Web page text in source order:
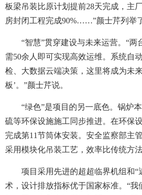
板梁吊装比原计划提前28天完成，主
房封闭工程完成90%……”颜士芹列举
“智慧”贯穿建设与未来运营。“两
需50余人即可实现高效运维。系统自
检、大数据云端决策，这里将成为未
板’。”颜士芹说。
“绿色”是项目的另一底色。锅炉本
硫等环保设施施工同步推进。在环保
完成第11节筒体安装。安全监察部主
采用模块化吊装工艺，效率比传统方法
项目采用先进的超超临界机组和“
术，设计排放指标优于国家标准。“